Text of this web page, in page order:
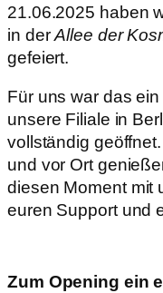
21.06.2025 haben
in derAllee der
gefeiert.
Für uns war das
unsere Filiale in
vollständig
und vor Ort
diesen Moment mit
euren Support und
Zum Opening ein